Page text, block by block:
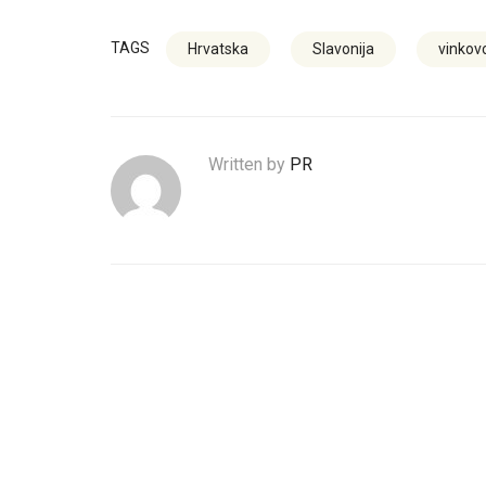
TAGS Hrvatska Slavonija
Written by PR